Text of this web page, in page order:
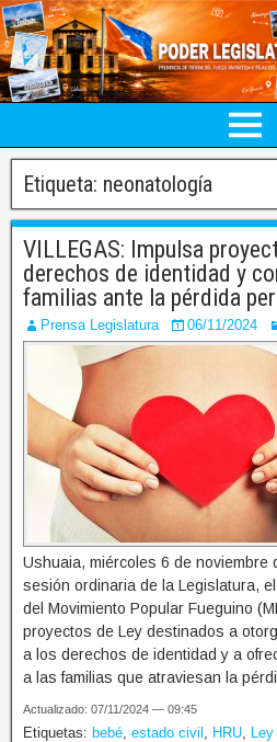
Etiqueta: neonatología
VILLEGAS: Impulsa
derechos de identidad y
familias ante la pérdida
Prensa Legislatura 06/11/2024
Ushuaia, miércoles 6 de noviembre
sesión ordinaria de la Legislatura,
del Movimiento Popular Fueguino
proyectos de Ley destinados a
a los derechos de identidad y a
a las familias que atraviesan la
Actualizado: 07/11/2024 — 09:45
Etiquetas: bebé estado civil HRU